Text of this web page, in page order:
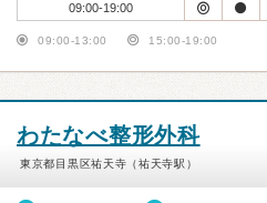
09:00-19:00
09:00-13:00 15:00-19:00
わたなべ整形外科
東京都目黒区祐天寺（祐天寺駅）